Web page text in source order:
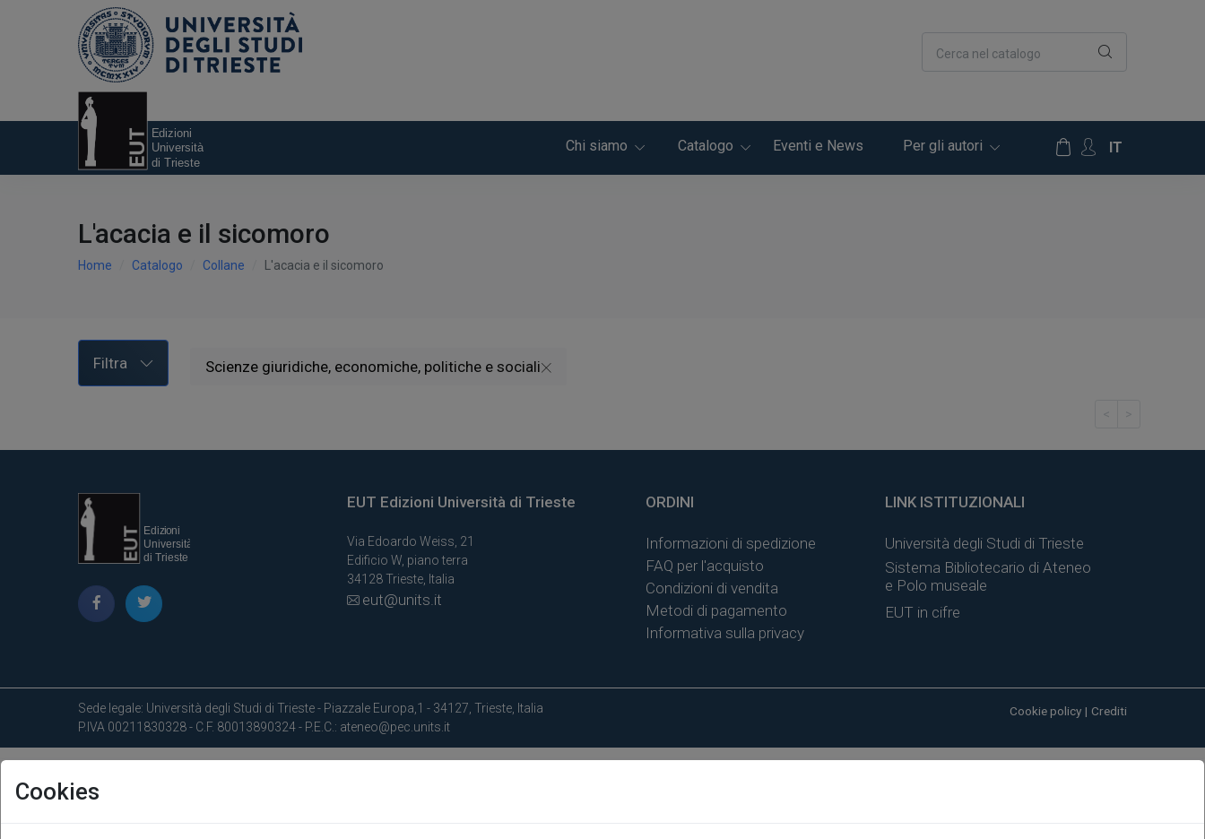
Cerca nel catalogo
Chi siamo Catalogo Eventi e News Per gli autori IT
L'acacia e il sicomoro
Home Catalogo Collane L'acacia e il sicomoro
Filtra Scienze giuridiche, economiche, politiche e sociali
< >
EUT Edizioni Università di Trieste
Via Edoardo Weiss, 21
Edificio W, piano terra
34128 Trieste, Italia
eut@units.it
ORDINI
Informazioni di spedizione
FAQ per l'acquisto
Condizioni di vendita
Metodi di pagamento
Informativa sulla privacy
LINK ISTITUZIONALI
Università degli Studi di Trieste
Sistema Bibliotecario di Ateneo
e Polo museale
EUT in cifre
Sede legale: Università degli Studi di Trieste - Piazzale Europa,1 - 34127, Trieste, Italia
P.IVA 00211830328 - C.F. 80013890324 - P.E.C.: ateneo@pec.units.it
Cookie policy | Crediti
Cookies